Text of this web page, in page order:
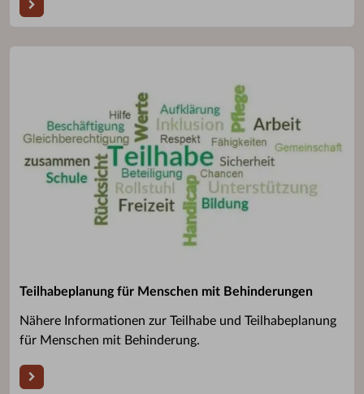
Teilhabeplanung für Menschen mit Behinderungen
Nähere Informationen zur Teilhabe und Teilhabeplanung
für Menschen mit Behinderung.